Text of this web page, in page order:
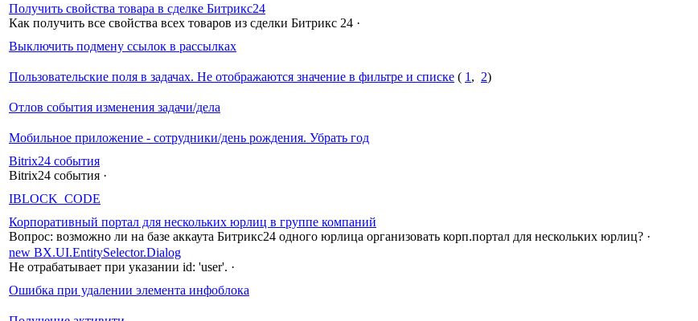
Получить свойства товара в сделке Битрикс24
Как получить все свойства всех товаров из сделки Битрикс 24 ·
Выключить подмену ссылок в рассылках
Пользовательские поля в задачах. Не отображаются значение в фильтре и списке ( 1 , 2)
Отлов события изменения задачи/дела
Мобильное приложение - сотрудники/день рождения. Убрать год
Bitrix24 события
Bitrix24 события ·
IBLOCK_CODE
Корпоративный портал для нескольких юрлиц в группе компаний
Вопрос: возможно ли на базе аккаута Битрикс24 одного юрлица организовать корп.портал для нескольких юрлиц? ·
new BX.UI.EntitySelector.Dialog
Не отрабатывает при указании id: 'user'. ·
Ошибка при удалении элемента инфоблока